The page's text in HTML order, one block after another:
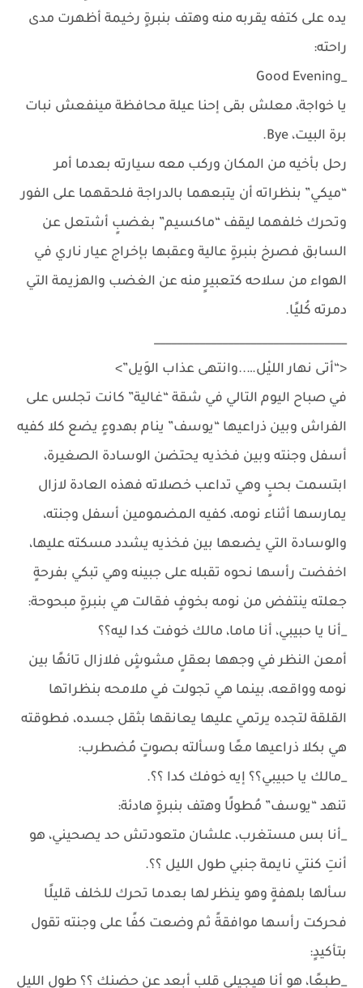
يده على كتفه يقربه منه وهتف بنبرةٍ رخيمة أظهرت مدى
راحته:
_Good Evening
يا خواجة، معلش بقى إحنا عيلة محافظة مينفعش نبات
برة البيت، Bye.
رحل بأخيه من المكان وركب معه سيارته بعدما أمر
“ميكي” بنظراته أن يتبعهما بالدراجة فلحقهما على الفور
وتحرك خلفهما ليقف “ماكسيم” بغضبٍ أشتعل عن
السابق فصرخ بنبرةٍ عالية وعقبها بإخراج عيار ناري في
الهواء من سلاحه كتعبيرٍ منه عن الغضب والهزيمة التي
دمرته كُليًا.
__________________________________
<“أتى نهار الليْل…..وانتهى عذاب الوَيل”>
في صباح اليوم التالي في شقة “غالية” كانت تجلس على
الفراش وبين ذراعيها “يوسف” ينام بهدوءٍ يضع كلا كفيه
أسفل وجنته وبين فخذيه يحتضن الوسادة الصغيرة،
ابتسمت بحبٍ وهي تداعب خصلاته فهذه العادة لازال
يمارسها أثناء نومه، كفيه المضمومين أسفل وجنته،
والوسادة التي يضعها بين فخذيه يشدد مسكته عليها،
اخفضت رأسها نحوه تقبله على جبينه وهي تبكي بفرحةٍ
جعلته ينتفض من نومه بخوفٍ فقالت هي بنبرةٍ مبحوحة:
_أنا يا حبيبي، أنا ماما، مالك خوفت كدا ليه؟؟
أمعن النظر في وجهها بعقلٍ مشوشٍ فلازال تائهًا بين
نومه وواقعه، بينما هي تجولت في ملامحه بنظراتها
القلقة لتجده يرتمي عليها يعانقها بثقل جسده، فطوقته
هي بكلا ذراعيها معًا وسألته بصوتٍ مُضطرب:
_مالك يا حبيبي؟؟ إيه خوفك كدا ؟؟.
تنهد “يوسف” مُطولًا وهتف بنبرةٍ هادئة:
_أنا بس مستغرب، علشان متعودتش حد يصحيني، هو
أنتِ كنتي نايمة جنبي طول الليل ؟؟.
سألها بلهفةٍ وهو ينظر لها بعدما تحرك للخلف قليلًا
فحركت رأسها موافقةً ثم وضعت كفًا على وجنته تقول
بتأكيدٍ:
_طبعًا، هو أنا هيجيلي قلب أبعد عن حضنك ؟؟ طول الليل